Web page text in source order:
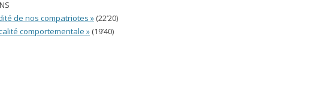
de nos compatriotes » (22’20)
comportementale » (19’40)